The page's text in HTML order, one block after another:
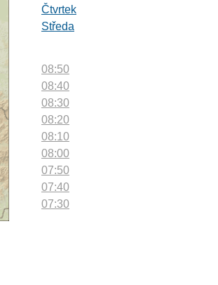
Čtvrtek
Středa
08:50
08:40
08:30
08:20
08:10
08:00
07:50
07:40
07:30